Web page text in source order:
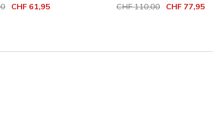
de
à CHF 61,95 Prix réduit de
CHF 110,00 CHF 77,95